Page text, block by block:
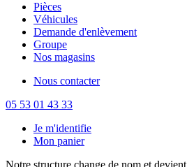
Pièces
Véhicules
Demande d'enlèvement
Groupe
Nos magasins
Nous contacter
05 53 01 43 33
Je m'identifie
Mon panier
Notre structure change de nom et devient